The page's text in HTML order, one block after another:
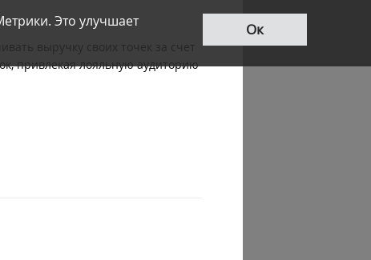
выручку своих точек за счет
привлекая лояльную аудиторию
Это улучшает
Ок